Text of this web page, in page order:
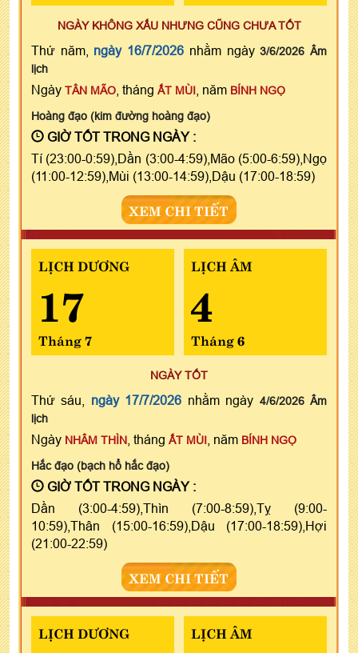
NGÀY KHÔNG XẤU NHƯNG CŨNG CHƯA TỐT
Thứ năm, ngày 16/7/2026 nhằm ngày3/6/2026 Âm
lịch
Ngày TÂN MÃO , tháng ẤT MÙI , năm BÍNH NGỌ
Hoàng đạo (kim đường hoàng đạo)
GIỜ TỐT TRONG NGÀY :
Tí (23:00-0:59),Dần (3:00-4:59),Mão (5:00-6:59),Ngọ
(11:00-12:59),Mùi (13:00-14:59),Dậu (17:00-18:59)
XEM CHI TIẾT
LỊCH DƯƠNG
17
Tháng 7
LỊCH ÂM
4
Tháng 6
NGÀY TỐT
Thứ sáu, ngày 17/7/2026 nhằm ngày 4/6/2026 Âm
lịch
Ngày NHÂM THÌN , tháng ẤT MÙI , năm BÍNH NGỌ
Hắc đạo (bạch hổ hắc đạo)
GIỜ TỐT TRONG NGÀY :
Dần (3:00-4:59),Thìn (7:00-8:59),Tỵ (9:00-
10:59),Thân (15:00-16:59),Dậu (17:00-18:59),Hợi
(21:00-22:59)
XEM CHI TIẾT
LỊCH DƯƠNG LỊCH ÂM